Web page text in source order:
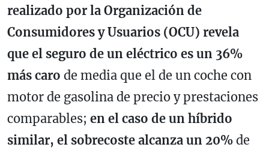
realizado por la Organización de
Consumidores y Usuarios (OCU) revela
que el seguro de un eléctrico es un 36%
más caro de media que el de un coche con
motor de gasolina de precio y prestaciones
comparables; en el caso de un híbrido
similar, el sobrecoste alcanza un 20% de